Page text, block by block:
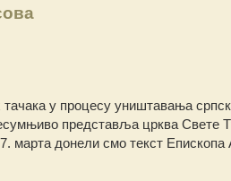
тачака у процесу уништавања
представља црква Свете
марта донели смо текст Епископа